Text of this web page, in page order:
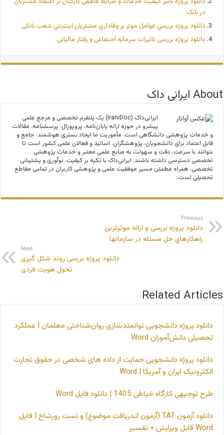
در بانک
دانلود پروژه بررسي عوامل موثر بر وفاداري مشتريان اينترنتي شعب بانكی
دانلود پروژه بررسی تاثیرات سرمایه اجتماعی و رفتار مالیاتی
About ایرانی داک
ایرانی‌داک (IraniDoc) یک پلتفرم تخصصی و مرجع علمی
پیشرو در حوزه ارائه پایان‌نامه، پروپوزال، پرسشنامه، مقالات
و خدمات پژوهشی دانشگاهی است. مأموریت ما ایجاد بستری هوشمند، جامع و
قابل اعتماد برای دانشجویان، پژوهشگران، اساتید و فعالان علمی کشور است تا
بتوانند با سرعت، دقت و سهولت به منابع علمی معتبر و خدمات پژوهشی
تخصصی دسترسی داشته باشند. ایرانی‌داک با تکیه بر کیفیت، نوآوری و پشتیبانی
تخصصی، همراه مطمئن مسیر موفقیت علمی و پژوهشی کاربران در تمامی مقاطع
تحصیلی است.
Previous
دانلود پروژه بررسی و ارائه موثرترین
راهکارهاي حل مسئله در سازمانها
Next
دانلود پروژه بررسی روند شکل گیری
تحول هويت فردی
Related Articles
دانلود پروژه دانشجویی توانمندسازی روان‌شناختی معلمان | عملکرد
تحصیلی دانش‌آموزان Word
دانلود پروژه دانشجویی حمایت از داده های شخصی در حقوق تجارت
الکترونیک ایران و آمریکا | Word
طرح توجیهی کارگاه خیاطی 1405 | دانلود فایل Word
دانلود آزمون TAT (آزمون اندریافت موضوع) و تست رورشاخ | فایل
Word قابل ویرایش + تفسیر